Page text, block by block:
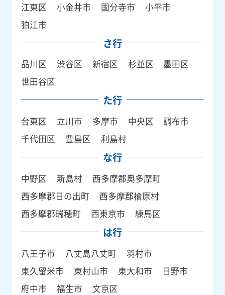
江東区
小金井市 国分寺市
小平市
狛江市
さ行
品川区 渋谷区 新宿区 杉並区
墨田区
世田谷区
た行
台東区 立川市 多摩市 中央区
調布市
千代田区
豊島区 利島村
な行
中野区 新島村
西多摩郡奥多摩町
西多摩郡日の出町
西多摩郡檜原村
西多摩郡瑞穂町
西東京市 練馬区
は行
八王子市 八丈島八丈町
羽村市
東久留米市
東村山市 東大和市
日野市
府中市
福生市 文京区